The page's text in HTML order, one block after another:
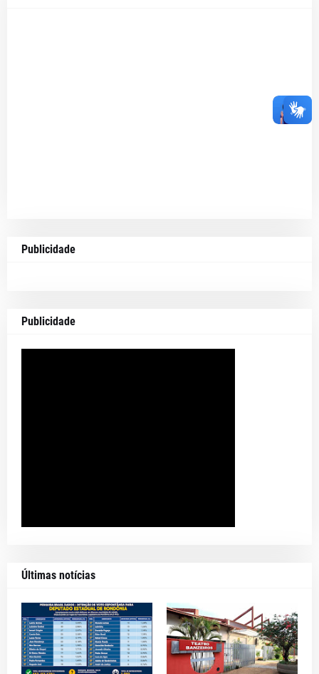
Publicidade
Publicidade
Últimas notícias